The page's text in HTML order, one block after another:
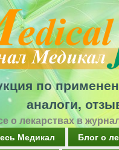
Перейти
к
основному
содержанию
по
аналоги,
о лекарствах в
Медикал
Блог о